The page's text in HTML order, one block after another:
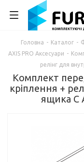
Головна - Каталог -
AXIS PRO Аксесуари -
релінг для
Комплект
кріплення +
ящика C